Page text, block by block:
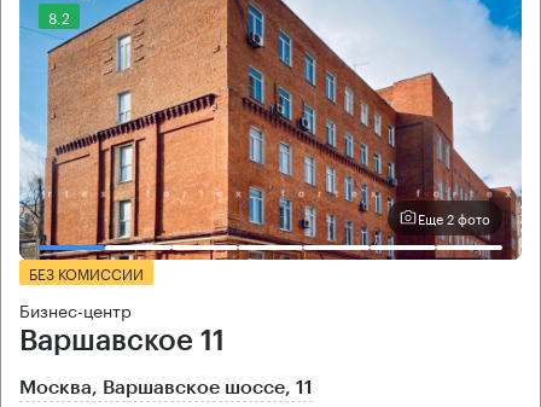
8.2
Еще 2 фото
БЕЗ КОМИССИИ
Бизнес-центр
Варшавское 11
Москва, Варшавское шоссе, 11